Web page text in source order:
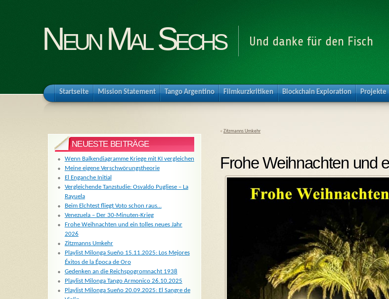
Neun Mal Sechs Und danke für den Fisch
Startseite Mission Statement Tango Argentino Filmkurzkritiken Blockchain Exploration Projekte
« Zitzmanns Umkehr
Frohe Weihnachten und
NEUESTE BEITRÄGE
Wenn Balkendiagramme Kriege mit KI vergleichen
Meine eigene Verschwörungstheorie
El Enganche Initial
Vergleichende Tanzstudie: Osvaldo Pugliese – La
Rayuela
Beim Elchtest fliegt Voto schon raus…
Venezuela – Der 30-Minuten-Krieg
Frohe Weihnachten und ein tolles neues Jahr
2026
Zitzmanns Umkehr
Playlist Milonga Sueño 15.11.2025: Los Mejores
Éxitos de la Época de Oro
Gedenken an die Reichspogromnacht 1938
Playlist Milonga Tango Armonico 26.10.2025
Playlist Milonga Sueño 20.09.2025: El Sangre de